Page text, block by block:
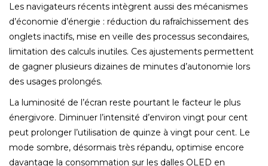
Les navigateurs récents intègrent aussi des mécanismes
d’économie d’énergie : réduction du rafraîchissement des
onglets inactifs, mise en veille des processus secondaires,
limitation des calculs inutiles. Ces ajustements permettent
de gagner plusieurs dizaines de minutes d’autonomie lors
des usages prolongés.
La luminosité de l’écran reste pourtant le facteur le plus
énergivore. Diminuer l’intensité d’environ vingt pour cent
peut prolonger l’utilisation de quinze à vingt pour cent. Le
mode sombre, désormais très répandu, optimise encore
davantage la consommation sur les dalles OLED en